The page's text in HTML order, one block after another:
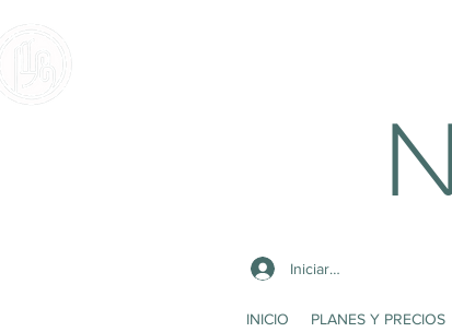
Iniciar sesión
INICIO PLANES Y PRECIOS